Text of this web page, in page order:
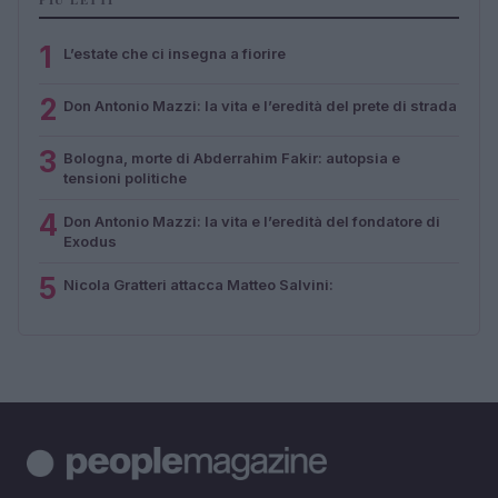
1 L’estate che ci insegna a fiorire
2 Don Antonio Mazzi: la vita e l’eredità del prete di strada
3 Bologna, morte di Abderrahim Fakir: autopsia e
tensioni politiche
4 Don Antonio Mazzi: la vita e l’eredità del fondatore di
Exodus
5 Nicola Gratteri attacca Matteo Salvini: